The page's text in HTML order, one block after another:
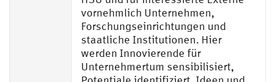
vornehmlich Unternehmen,
Forschungseinrichtungen und
staatliche Institutionen. Hier
werden Innovierende für
Unternehmertum sensibilisiert,